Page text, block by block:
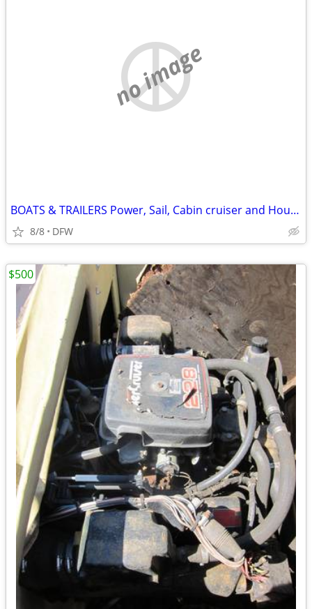
no image
BOATS & TRAILERS Power, Sail, Cabin cruiser and Houseboat.
8/8 DFW
$500